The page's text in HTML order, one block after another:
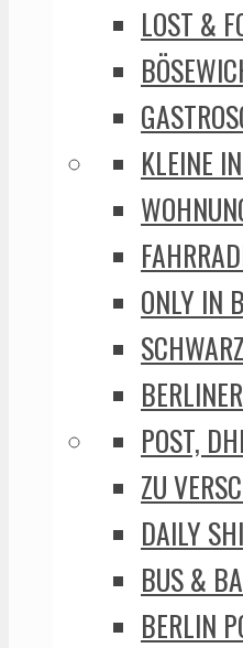
LOST &
KLEINE
ONLY IN
POST,
ZU
DAILY
BUS &
BERLIN